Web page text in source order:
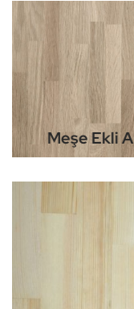
Meşe Ekli A